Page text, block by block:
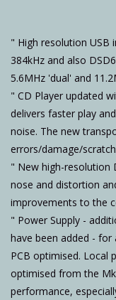
" High resolution USB
384kHz and also
5.6MHz 'dual' and
" CD Player updated
delivers faster play
noise. The new
errors/damage/
" New high-resolution
nose and distortion
improvements to the
" Power Supply -
have been added -
PCB optimised. Local
optimised from the
performance,